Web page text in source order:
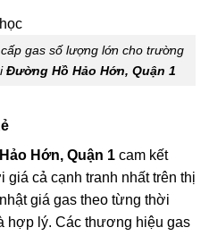
gas số lượng lớn cho trường
Đường Hồ Hảo Hớn, Quận 1
Hớn, Quận 1 cam kết
cả cạnh tranh nhất trên thị
giá gas theo từng thời
hợp lý. Các thương hiệu gas